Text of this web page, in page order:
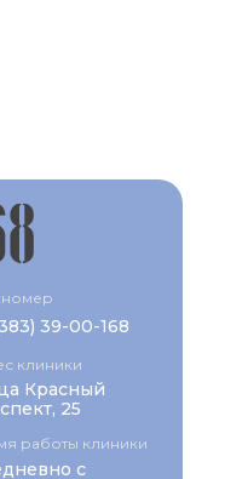
39-00-168
с
работы клиники
клиники
Красный
25